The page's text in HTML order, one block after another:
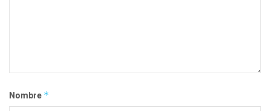
Nombre *